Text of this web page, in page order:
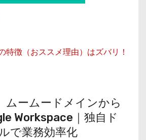
特徴（おススメ理由）はズバリ！
ムームードメインから
Workspace｜独自ド
で業務効率化